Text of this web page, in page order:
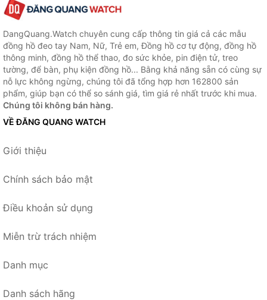
DangQuang.Watch chuyên cung cấp thông tin giá cả các mẫu
đồng hồ đeo tay Nam, Nữ, Trẻ em, Đồng hồ cơ tự động, đồng hồ
thông minh, đồng hồ thể thao, đo sức khỏe, pin điện tử, treo
tường, để bàn, phụ kiện đồng hồ... Bằng khả năng sẵn có cùng sự
nỗ lực không ngừng, chúng tôi đã tổng hợp hơn 162800 sản
phẩm, giúp bạn có thể so sánh giá, tìm giá rẻ nhất trước khi mua.
Chúng tôi không bán hàng.
VỀ ĐĂNG QUANG WATCH
Giới thiệu
Chính sách bảo mật
Điều khoản sử dụng
Miễn trừ trách nhiệm
Danh mục
Danh sách hãng